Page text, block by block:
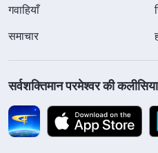
गवाहियाँ
समाचार
सर्वशक्तिमान परमेश्वर की